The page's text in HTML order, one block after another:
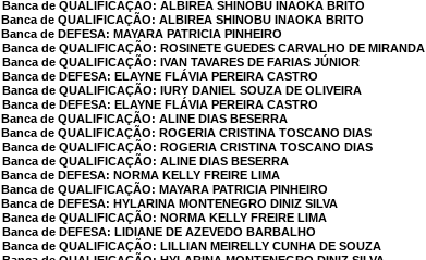
Banca de QUALIFICAÇÃO: ALBIREA SHINOBU INAOKA BRITO
Banca de QUALIFICAÇÃO: ALBIREA SHINOBU INAOKA BRITO
Banca de DEFESA: MAYARA PATRICIA PINHEIRO
Banca de QUALIFICAÇÃO: ROSINETE GUEDES CARVALHO DE MIRANDA
Banca de QUALIFICAÇÃO: IVAN TAVARES DE FARIAS JÚNIOR
Banca de DEFESA: ELAYNE FLÁVIA PEREIRA CASTRO
Banca de QUALIFICAÇÃO: IURY DANIEL SOUZA DE OLIVEIRA
Banca de DEFESA: ELAYNE FLÁVIA PEREIRA CASTRO
Banca de QUALIFICAÇÃO: ALINE DIAS BESERRA
Banca de QUALIFICAÇÃO: ROGERIA CRISTINA TOSCANO DIAS
Banca de QUALIFICAÇÃO: ROGERIA CRISTINA TOSCANO DIAS
Banca de QUALIFICAÇÃO: ALINE DIAS BESERRA
Banca de DEFESA: NORMA KELLY FREIRE LIMA
Banca de QUALIFICAÇÃO: MAYARA PATRICIA PINHEIRO
Banca de DEFESA: HYLARINA MONTENEGRO DINIZ SILVA
Banca de QUALIFICAÇÃO: NORMA KELLY FREIRE LIMA
Banca de DEFESA: LIDIANE DE AZEVEDO BARBALHO
Banca de QUALIFICAÇÃO: LILLIAN MEIRELLY CUNHA DE SOUZA